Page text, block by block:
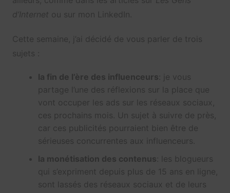
d’Internet ou sur mon LinkedIn.
Cette semaine, j’ai décidé de vous parler de trois
sujets :
la fin de l’ère des influenceurs: je vous
partage l’une des réflexions sur la place que
vont occuper les ads sur les réseaux sociaux,
ces prochains mois. Un sujet à suivre de près,
car ces publicités pourraient bien être de
sérieuses concurrentes aux influenceurs.
la monétisation des contenus: les blogueurs
qui s’expriment depuis plus de 15 ans en ligne,
sont lassés des réseaux sociaux et de leurs